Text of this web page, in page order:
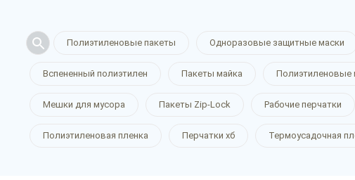
Полиэтиленовые пакеты Одноразовые защитные маски
Вспененный полиэтилен Пакеты майка Полиэтиленовые
Мешки для мусора Пакеты Zip-Lock Рабочие перчатки
Полиэтиленовая пленка Перчатки хб Термоусадочная
Вспененный
полиэтилен